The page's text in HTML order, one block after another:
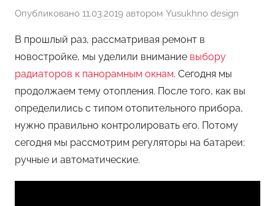
Опубликовано 11.03.2019 автором Yusukhno design
В прошлый раз, рассматривая ремонт в
новостройке, мы уделили внимание выбору
радиаторов к панорамным окнам. Сегодня мы
продолжаем тему отопления. После того, как вы
определились с типом отопительного прибора,
нужно правильно контролировать его. Потому
сегодня мы рассмотрим регуляторы на батареи:
ручные и автоматические.